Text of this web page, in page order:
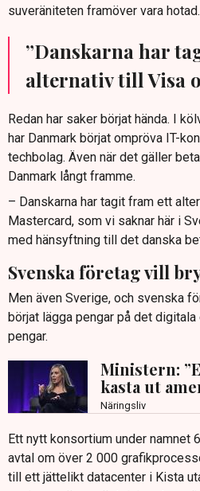
suveräniteten framöver vara hotad.
”Danskarna har
alternativ till Visa
Redan har saker börjat hända. I
har Danmark börjat ompröva IT-
techbolag. Även när det gäller
Danmark långt framme.
– Danskarna har tagit fram ett
Mastercard, som vi saknar här i
med hänsyftning till det danska
Svenska företag vill
Men även Sverige, och svenska
börjat lägga pengar på det
pengar.
Ministern:
kasta ut
Näringsliv
Ett nytt konsortium under namnet
avtal om över 2 000
till ett jättelikt datacenter i Kista